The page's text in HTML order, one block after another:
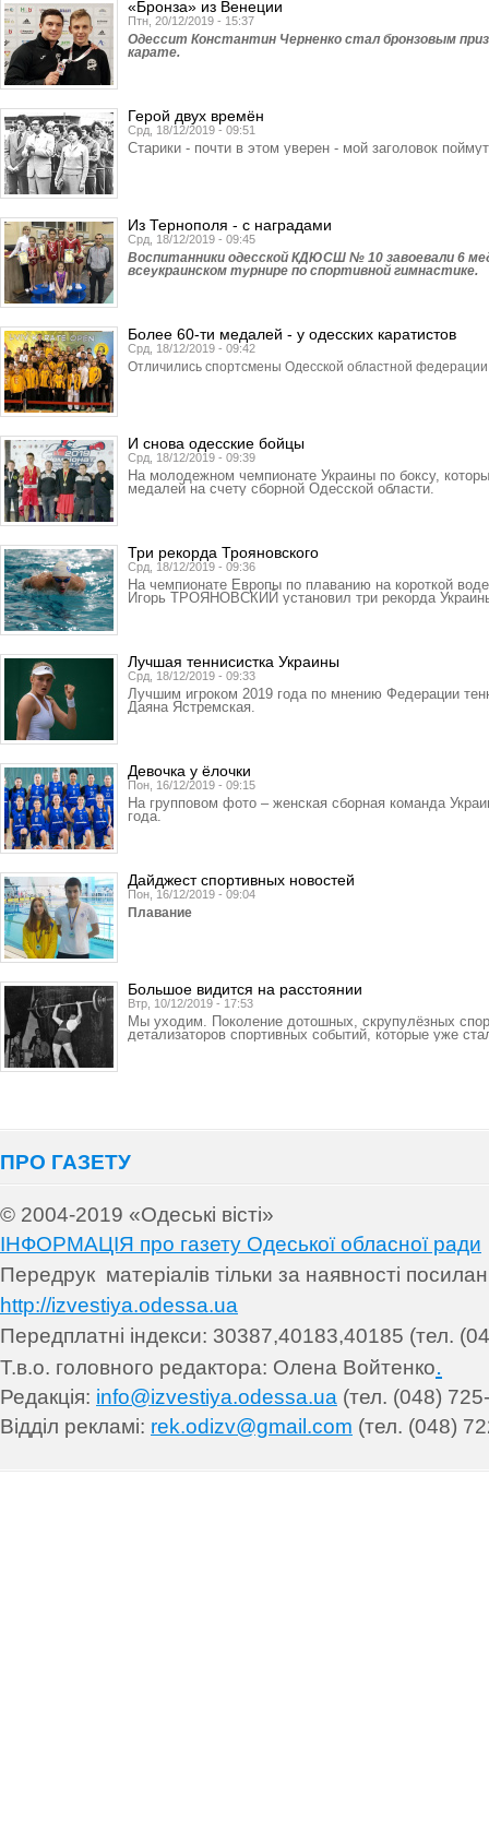
«Бронза» из Венеции
Птн, 20/12/2019 - 15:37
Одессит Константин Черненко стал бронзовым
карате.
Герой двух времён
Срд, 18/12/2019 - 09:51
Старики - почти в этом уверен - мой заголовок
Из Тернополя - с наградами
Срд, 18/12/2019 - 09:45
Воспитанники одесской КДЮСШ № 10 завоевали 6
всеукраинском турнире по спортивной гимнастике.
Более 60-ти медалей - у одесских каратистов
Срд, 18/12/2019 - 09:42
Отличились спортсмены Одесской областной федерации
И снова одесские бойцы
Срд, 18/12/2019 - 09:39
На молодежном чемпионате Украины по боксу,
медалей на счету сборной Одесской области.
Три рекорда Трояновского
Срд, 18/12/2019 - 09:36
На чемпионате Европы по плаванию на короткой
Игорь ТРОЯНОВСКИЙ установил три рекорда
Лучшая теннисистка Украины
Срд, 18/12/2019 - 09:33
Лучшим игроком 2019 года по мнению Федерации
Даяна Ястремская.
Девочка у ёлочки
Пон, 16/12/2019 - 09:15
На групповом фото – женская сборная команда
года.
Дайджест спортивных новостей
Пон, 16/12/2019 - 09:04
Плавание
Большое видится на расстоянии
Втр, 10/12/2019 - 17:53
Мы уходим. Поколение дотошных, скрупулёзных
детализаторов спортивных событий, которые уже
ПРО ГАЗЕТУ
© 2004-2019 «Одеські вісті»
ІНФОРМАЦІЯ про газету Одеської обласної ради
Передрук матеріалів тільки за наявності
http://izvestiya.odessa.ua
Передплатні індекси: 30387,40183,40185 (тел.
Т.в.о. головного редактора: Олена Войтенко.
Редакція: info@izvestiya.odessa.ua (тел. (048)
Відділ рекламі: rek.odizv@gmail.com (тел. (048)